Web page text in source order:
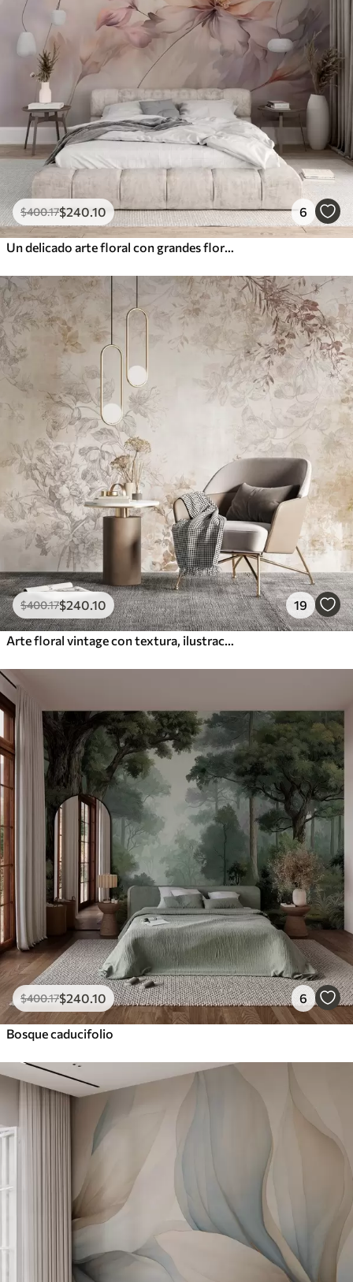
$400.17$240 .10 6
$400.17$240 .10 19
$400.17$240 .10 6
Bosque caducifolio